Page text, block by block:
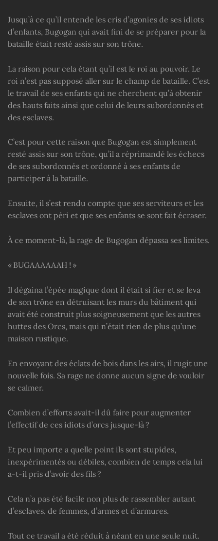
Jusqu’à ce qu’il entende les cris d’agonies de ses idiots
d’enfants, Bugogan qui avait fini de se préparer pour la
bataille était resté assis sur son trône.
La raison pour cela étant qu’il est le roi au pouvoir. Le
roi n’est pas supposé aller sur le champ de bataille. C’est
le travail de ses enfants qui ne cherchent qu’à obtenir
des hauts faits ainsi que celui de leurs subordonnés et
des esclaves.
C’est pour cette raison que Bugogan est simplement
resté assis sur son trône, qu’il a réprimandé les échecs
de ses subordonnés et ordonné à ses enfants de
participer à la bataille.
Ensuite, il s’est rendu compte que ses serviteurs et les
esclaves ont péri et que ses enfants se sont fait écraser.
À ce moment-là, la rage de Bugogan dépassa ses limites.
« BUGAAAAAAH ! »
Il dégaina l’épée magique dont il était si fier et se leva
de son trône en détruisant les murs du bâtiment qui
avait été construit plus soigneusement que les autres
huttes des Orcs, mais qui n’était rien de plus qu’une
maison rustique.
En envoyant des éclats de bois dans les airs, il rugit une
nouvelle fois. Sa rage ne donne aucun signe de vouloir
se calmer.
Combien d’efforts avait-il dû faire pour augmenter
l’effectif de ces idiots d’orcs jusque-là ?
Et peu importe a quelle point ils sont stupides,
inexpérimentés ou débiles, combien de temps cela lui
a-t-il pris d’avoir des fils ?
Cela n’a pas été facile non plus de rassembler autant
d’esclaves, de femmes, d’armes et d’armures.
Tout ce travail a été réduit à néant en une seule nuit.